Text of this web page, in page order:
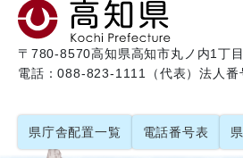
〒780-8570高知県高知市丸ノ内1丁
電話：088-823-1111（代表）法人
県庁舎配置一覧 電話番号表